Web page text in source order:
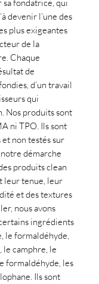
fondatrice, qui
devenir l’une des
plus exigeantes
de la
Chaque
de
d’un travail
qui
Nos produits sont
ni TPO. Ils sont
non testés sur
démarche
produits clean
leur tenue, leur
et des textures
nous avons
ingrédients
le formaldéhyde,
le camphre, le
formaldéhyde, les
Ils sont